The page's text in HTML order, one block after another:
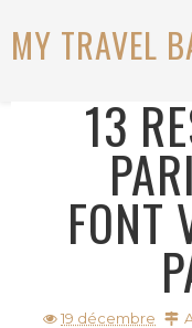
MY TRAVEL
13
FONT
19 décembre